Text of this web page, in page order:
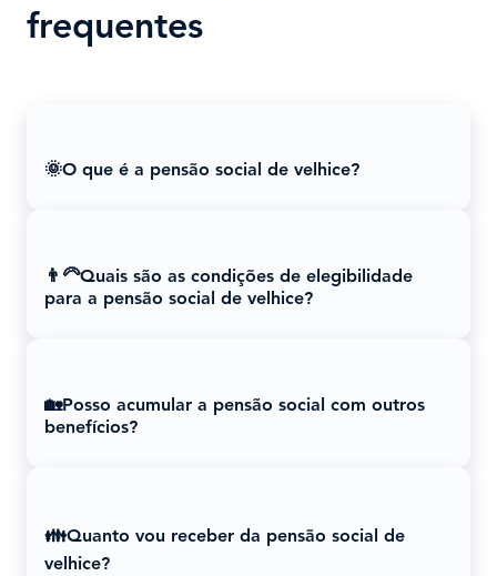
frequentes
🌞O que é a pensão social de velhice?
👨‍🦳Quais são as condições de elegibilidade
para a pensão social de velhice?
🏡Posso acumular a pensão social com outros
benefícios?
👪Quanto vou receber da pensão social de
velhice?